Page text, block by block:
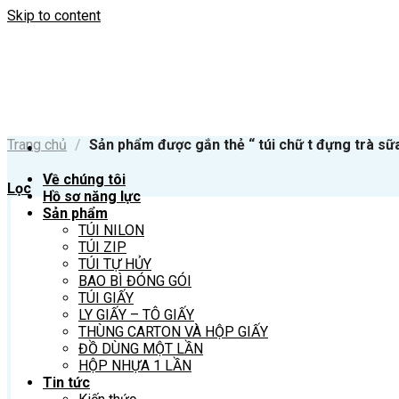
Skip to content
Về chúng tôi
Hồ sơ năng lực
Sản phẩm
TÚI NILON
TÚI ZIP
TÚI TỰ HỦY
BAO BÌ ĐÓNG GÓI
TÚI GIẤY
LY GIẤY – TÔ GIẤY
THÙNG CARTON VÀ HỘP GIẤY
ĐỒ DÙNG MỘT LẦN
HỘP NHỰA 1 LẦN
Tin tức
Trang chủ / Sản phẩm được gắn thẻ “ túi chữ t đựng trà
Lọc